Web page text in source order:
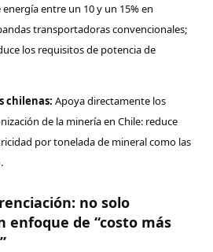
entre un 10 y un 15% en
transportadoras convencionales;
los requisitos de potencia de
chilenas: Apoya directamente los
de la minería en Chile: reduce
por tonelada de mineral como las
no solo
enfoque de “costo más